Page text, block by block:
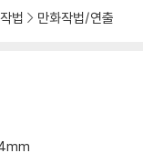
법 만화작법/연출